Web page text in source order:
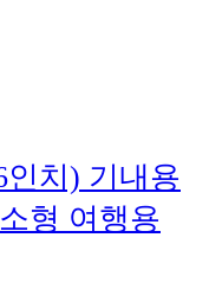
인치) 기내용
형 여행용